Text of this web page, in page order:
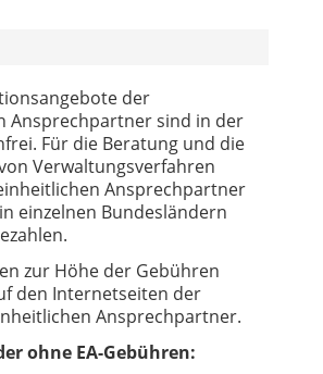
der
Ansprechpartner sind in der
Für die Beratung und die
Verwaltungsverfahren
Ansprechpartner
einzelnen Bundesländern
zur Höhe der Gebühren
den Internetseiten der
Ansprechpartner.
ohne EA-Gebühren: